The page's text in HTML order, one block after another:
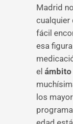
Madrid
cualquier
fácil
esa
el ámbito
los